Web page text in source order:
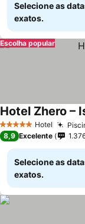
Selecione as
exatos.
Escolha popular
5 Estrelas Hotel
Hotel Zhero –
8,9 Excelente
Selecione as
exatos.